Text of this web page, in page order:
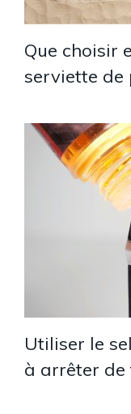
Que choisir
serviette de
Utiliser le
à arrêter de